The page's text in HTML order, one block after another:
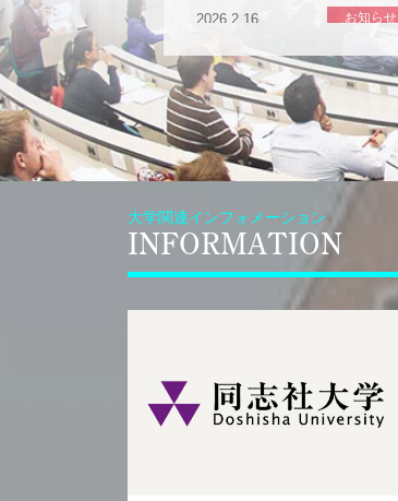
2026.2.16 お知らせ
2026.2.16 お知らせ
2026.1.15 お知らせ
2025.12.23 お知らせ
2025.12.11 お知らせ
2025.12.3
2025.11.20
2025.10.14 イベント
大学関連インフォメーション
INFORMATION